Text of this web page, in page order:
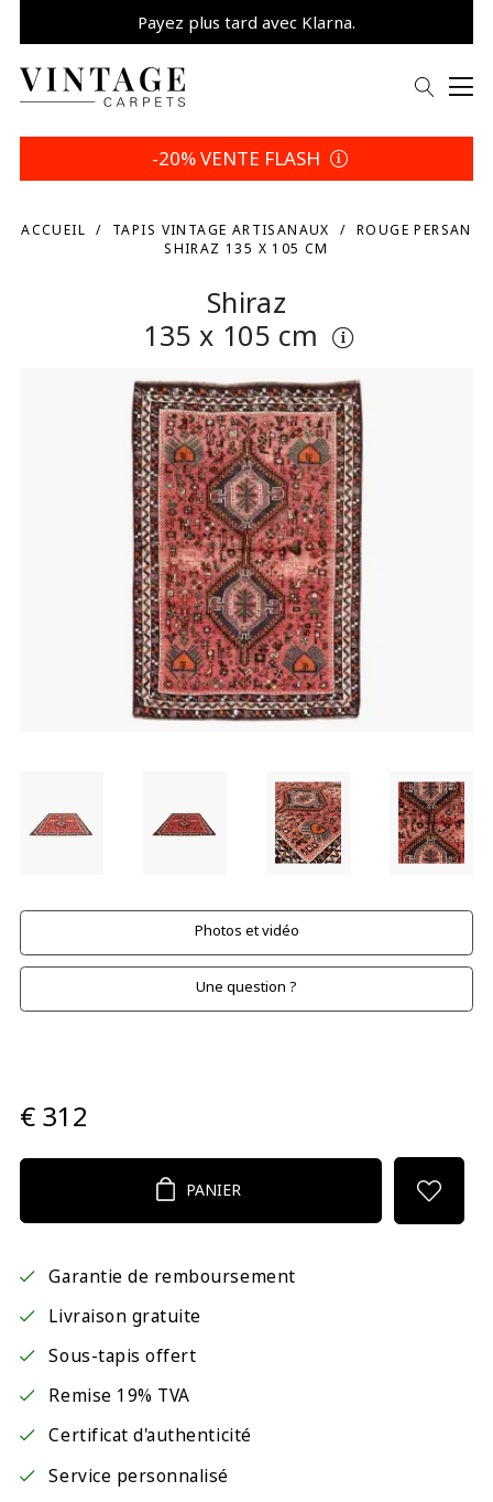
Promo -5% | Votre choix
Payez plus tard avec Klarna.
-20% VENTE FLASH
ACCUEIL TAPIS VINTAGE ARTISANAUX
ROUGE PERSAN
SHIRAZ 135 X 105 CM
Shiraz
135 x 105 cm
Photos et vidéo
Une question ?
€ 312
PANIER
Garantie de remboursement
Livraison gratuite
Sous-tapis offert
Remise 19% TVA
Certificat d'authenticité
Service personnalisé